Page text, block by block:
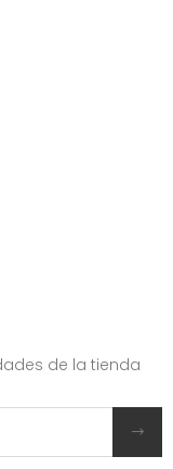
de la tienda